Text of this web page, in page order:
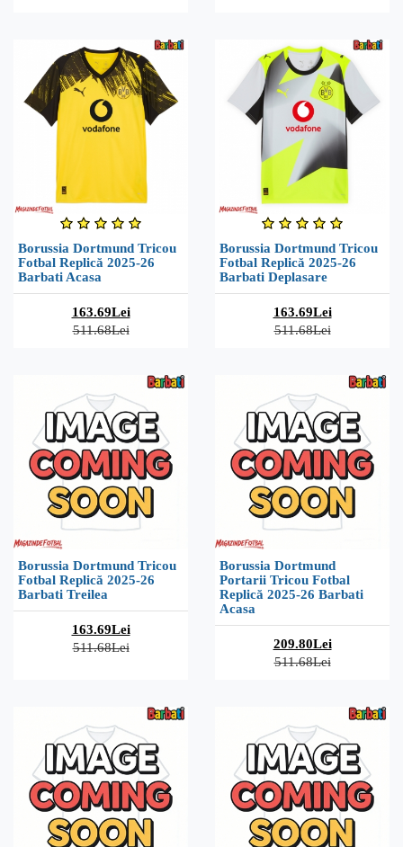
Borussia Dortmund Tricou
Fotbal Replică 2025-26
Barbati Acasa
163.69Lei
511.68Lei
Borussia Dortmund Tricou
Fotbal Replică 2025-26
Barbati Deplasare
163.69Lei
511.68Lei
Borussia Dortmund Tricou
Fotbal Replică 2025-26
Barbati Treilea
163.69Lei
511.68Lei
Borussia Dortmund
Portarii Tricou Fotbal
Replică 2025-26 Barbati
Acasa
209.80Lei
511.68Lei